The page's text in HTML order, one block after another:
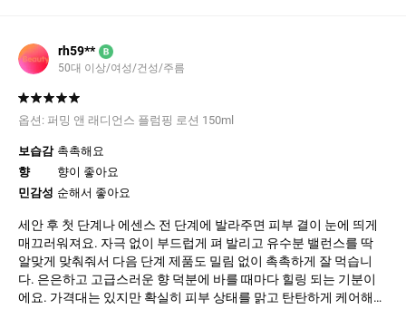
rh59** B
50대 이상/여성/건성/주름
옵션: 퍼밍 앤 래디언스 플럼핑 로션 150ml
보습감 촉촉해요
향
향이 좋아요
민감성 순해서 좋아요
세안 후 첫 단계나 에센스 전 단계에 발라주면 피부 결이 눈에 띄게
매끄러워져요. 자극 없이 부드럽게 펴 발리고 유수분 밸런스를 딱
알맞게 맞춰줘서 다음 단계 제품도 밀림 없이 촉촉하게 잘 먹습니
다. 은은하고 고급스러운 향 덕분에 바를 때마다 힐링 되는 기분이
에요. 가격대는 있지만 확실히 피부 상태를 맑고 탄탄하게 케어해